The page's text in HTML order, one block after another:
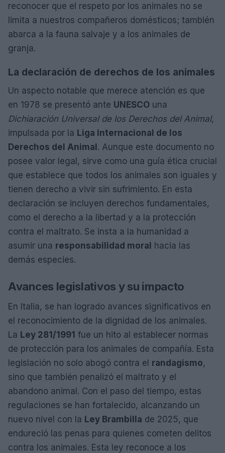
reconocer que el respeto por los animales no se
limita a nuestros compañeros domésticos; también
abarca a la fauna salvaje y a los animales de
granja.
La declaración de derechos de los animales
Un aspecto notable que merece atención es que
en 1978 se presentó ante UNESCO una
Dichiaración Universal de los Derechos del Animal,
impulsada por la Liga Internacional de los
Derechos del Animal. Aunque este documento no
posee valor legal, sirve como una guía ética crucial
que establece que todos los animales son iguales y
tienen derecho a vivir sin sufrimiento. En esta
declaración se incluyen derechos fundamentales,
como el derecho a la libertad y a la protección
contra el maltrato. Se insta a la humanidad a
asumir una responsabilidad moral hacia las
demás especies.
Avances legislativos y su impacto
En Italia, se han logrado avances significativos en
el reconocimiento de la dignidad de los animales.
La Ley 281/1991 fue un hito al establecer normas
de protección para los animales de compañía. Esta
legislación no solo abogó contra el randagismo,
sino que también penalizó el maltrato y el
abandono animal. Con el paso del tiempo, estas
regulaciones se han fortalecido, alcanzando un
nuevo nivel con la Ley Brambilla de 2025, que
endureció las penas para quienes cometen delitos
contra los animales. Esta ley reconoce a los